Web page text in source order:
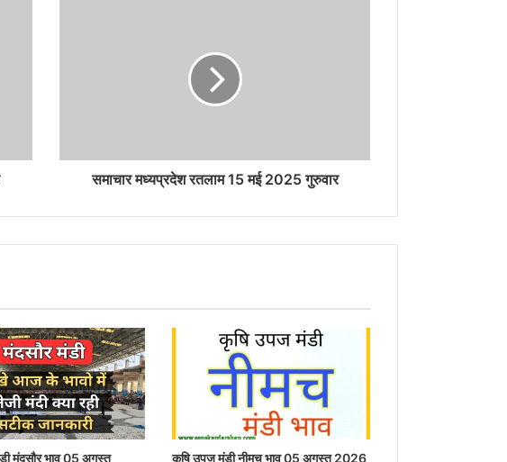
समाचार मध्यप्रदेश रतलाम 15 मई 2025 गुरुवार
मंदसौर भाव 05 अगस्त
कृषि उपज मंडी नीमच भाव 05 अगस्त 2026